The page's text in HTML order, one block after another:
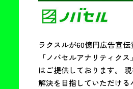
ラクスルが60億円広告宣
「ノバセルアナリティク
はご提供しております。
解決を目指していただけ